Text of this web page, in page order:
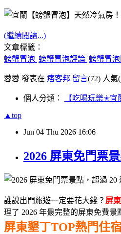
(繼續閱讀...)
文章標籤：
螃蟹冒泡 螃蟹冒泡評論 螃蟹冒
蓉蓉 發表在 痞客邦 留言(72) 人氣(
個人分類： 【吃喝玩樂✭宜
▲top
Jun 04 Thu 2026 16:06
2026 屏東免門票
誰說出門旅遊一定要花大錢？ 屏東
理了 2026 年最完整的屏東免費
屏東墾丁TOP熱門住